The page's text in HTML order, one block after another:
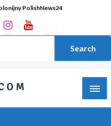
PolishNews24